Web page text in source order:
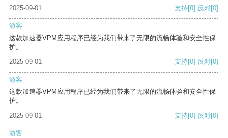
2025-09-01 支持[0] 反对[0]
游客
这款加速器VPM应用程序已经为我们带来了无限的流畅体验和安全性保
护。
2025-09-01
支持[0] 反对[0]
游客
这款加速器VPM应用程序已经为我们带来了无限的流畅体验和安全性保
护。
2025-09-01
支持[0] 反对[0]
游客